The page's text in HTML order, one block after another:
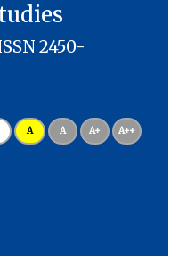
2450-
A A A+ A++